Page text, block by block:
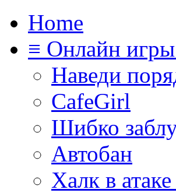
Home
≡ Онлайн
Наведи
CafeGirl
Шибко
Автобан
Халк в